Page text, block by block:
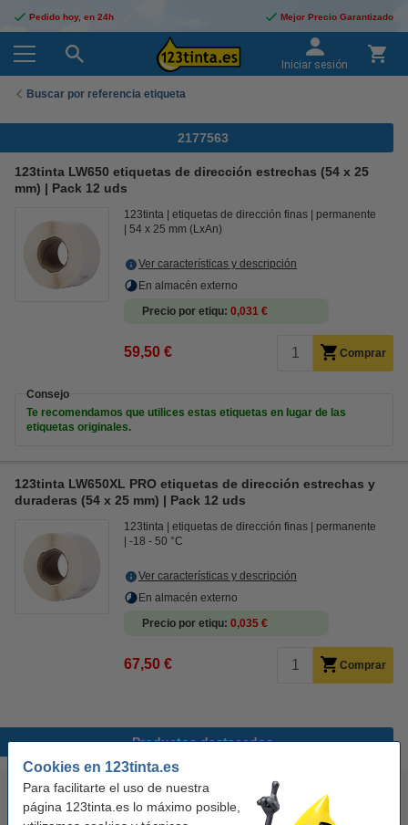
Cookies en 123tinta.es
Para facilitarte el uso de nuestra
página 123tinta.es lo máximo posible,
Pedido hoy, en 24h Mejor Precio Garantizado
Iniciar sesión
Buscar por referencia etiqueta
2177563
123tinta LW650 etiquetas de dirección estrechas (54 x 25
mm) | Pack 12 uds
123tinta etiquetas de dirección finas
permanente
54 x 25 mm (LxAn)
Ver características y descripción
En almacén externo
Precio por etiqu 0,031 €
59,50 € Comprar
Consejo
Te recomendamos que utilices estas etiquetas en lugar de las
etiquetas originales.
123tinta LW650XL PRO etiquetas de dirección estrechas y
duraderas (54 x 25 mm) | Pack 12 uds
123tinta etiquetas de dirección finas
permanente
-18 - 50 °C
Ver características y descripción
En almacén externo
Precio por etiqu 0,035 €
67,50 € Comprar
Productos destacados